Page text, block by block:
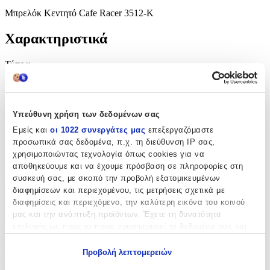
Υπεύθυνη χρήση των δεδομένων σας
Εμείς και οι 1022 συνεργάτες μας επεξεργαζόμαστε
προσωπικά σας δεδομένα, π.χ. τη διεύθυνση IP σας,
χρησιμοποιώντας τεχνολογία όπως cookies για να
αποθηκεύουμε και να έχουμε πρόσβαση σε πληροφορίες στη
συσκευή σας, με σκοπό την προβολή εξατομικευμένων
διαφημίσεων και περιεχομένου, τις μετρήσεις σχετικά με
διαφημίσεις και περιεχόμενο, την καλύτερη εικόνα του κοινού
μας και την ανάπτυξη προϊόντων. Έχετε τη δυνατότητα
Προβολή λεπτομερειών
Μπρελόκ Κεντητό Cafe Racer 3512-K
Χαρακτηριστικά
Τύπος:
Υφασμάτινο
Κατασκευαστής:
OEM
Χαρακτηριστικά
+